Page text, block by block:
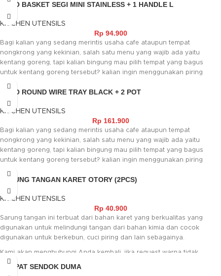
RENO BASKET SEGI MINI STAINLESS + 1 HANDLE L
KITCHEN UTENSILS
Rp 94.900
Bagi kalian yang sedang merintis usaha cafe ataupun tempat
nongkrong yang kekinian, salah satu menu yang wajib ada yaitu
kentang goreng, tapi kalian bingung mau pilih tempat yang bagus
untuk kentang goreng tersebut? kalian ingin menggunakan piring
biasa? Jangan khawatir kami disini menyediakan keranjang kentang
goreng. Dengan bahan stainless yang sudah terstandarisasi Food
Grade, membuatnya aman saat digunakan pada makanan, dengan
design simple dan juga modern, membuatnya semakin cocok untuk
dijadikan tempat kentang goreng untuk usaha kalian. ayo tunggu
apalagi segera beli dicabang terdekat kami!
RENO ROUND WIRE TRAY BLACK + 2 POT
KITCHEN UTENSILS
Rp 161.900
Bagi kalian yang sedang merintis usaha cafe ataupun tempat
nongkrong yang kekinian, salah satu menu yang wajib ada yaitu
kentang goreng, tapi kalian bingung mau pilih tempat yang bagus
untuk kentang goreng tersebut? kalian ingin menggunakan piring
biasa? Jangan khawatir kami disini menyediakan keranjang kentang
goreng. Dengan bahan stainless yang sudah terstandarisasi Food
Grade, membuatnya aman saat digunakan pada makanan, dengan
design simple dan juga modern, membuatnya semakin cocok untuk
dijadikan tempat kentang goreng untuk usaha kalian. ayo tunggu
apalagi segera beli dicabang terdekat kami!
SARUNG TANGAN KARET OTORY (2PCS)
KITCHEN UTENSILS
Rp 40.900
Sarung tangan ini terbuat dari bahan karet yang berkualitas yang
digunakan untuk melindungi tangan dari bahan kimia dan cocok
digunakan untuk berkebun, cuci piring dan lain sebagainya.
Kami akan menghubungi Anda kembali, jika request warna tidak
tersedia.
TEMPAT SENDOK DUMA